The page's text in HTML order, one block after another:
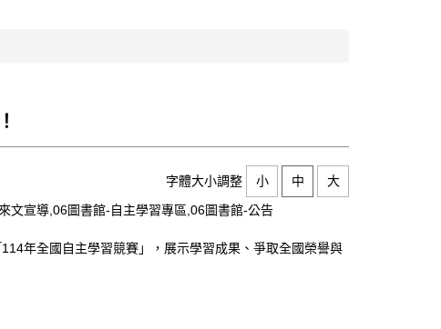
字體大小調整 小 中
大
文宣導,06圖書館-自主學習專區,06圖書館-公告
年全國自主學習競賽」，展示學習成果、爭取全國榮譽與